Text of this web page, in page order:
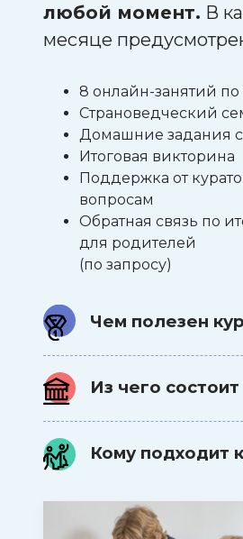
любой момент. В
месяце
8 онлайн-занятий
Страноведческий
Домашние задания
Итоговая викторина
Поддержка от
вопросам
Обратная связь по
для родителей
(по запросу)
Чем полезен
Курс помогает
выступать на
высокого
последовательно
Из чего состоит
Курс помогает
форматы
успешного участия в
Кому подходит
Курс подойдёт
классовс уровнем